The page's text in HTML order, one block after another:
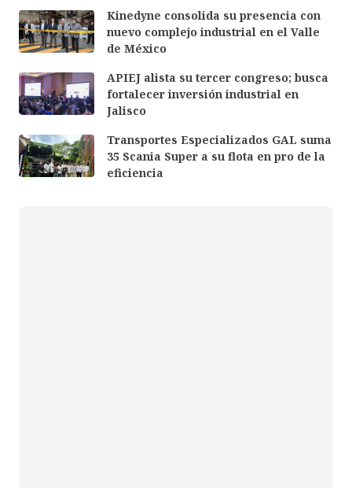
Kinedyne consolida su presencia con
nuevo complejo industrial en el Valle
de México
APIEJ alista su tercer congreso; busca
fortalecer inversión industrial en
Jalisco
Transportes Especializados GAL suma
35 Scania Super a su flota en pro de la
eficiencia